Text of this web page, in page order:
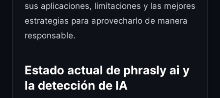
sus aplicaciones, limitaciones y las mejores
estrategias para aprovecharlo de manera
responsable.
Estado actual de phrasly ai y
la detección de IA